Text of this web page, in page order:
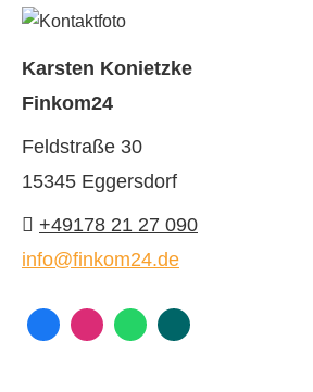
Karsten Konietzke
Finkom24
Feldstraße 30
15345 Eggersdorf
+49178 21 27 090
info@finkom24.de